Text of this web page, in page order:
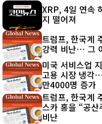
XRP, 4일 연속
지 떨어져
트럼프, 한국계
강력 비난… 그
미국 서비스업
고용 시장 냉각
만4000명 증가
트럼프, 한국계
스카 홍을 “공
비난